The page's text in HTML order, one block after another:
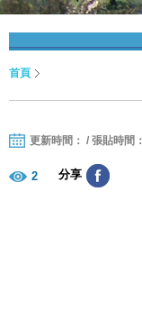
首頁
更新時間： / 張貼時間：
2 分享